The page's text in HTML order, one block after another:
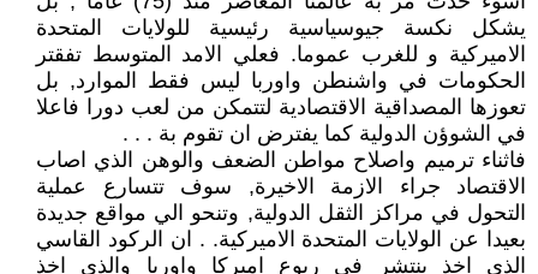
يشكل نكسة جيوسياسية رئيسية للولايات المتحدة
الاميركية و للغرب عموما. فعلي الامد المتوسط تفقتر
الحكومات في واشنطن واوربا ليس فقط الموارد, بل
تعوزها المصداقية الاقتصادية لتتمكن من لعب دورا فاعلا
في الشوؤن الدولية كما يفترض ان تقوم بة . . .
فاثناء ترميم واصلاح مواطن الضعف والوهن الذي اصاب
الاقتصاد جراء الازمة الاخيرة, سوف تتسارع عملية
التحول في مراكز الثقل الدولية, وتنحو الي مواقع جديدة
بعيدا عن الولايات المتحدة الاميركية. . ان الركود القاسي
الذي اخذ ينتشر في ربوع اميركا واوربا والذي اخذ